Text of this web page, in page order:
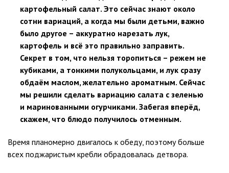
картофельный салат. Это сейчас знают около
сотни вариаций, а когда мы были детьми, важно
было другое – аккуратно нарезать лук,
картофель и всё это правильно заправить.
Секрет в том, что нельзя торопиться – режем не
кубиками, а тонкими полукольцами, и лук сразу
обдаём маслом, желательно ароматным. Сейчас
мы решили сделать вариацию салата с зеленью
и маринованными огурчиками. Забегая вперёд,
скажем, что блюдо получилось отменным.
Время планомерно двигалось к обеду, поэтому больше
всех поджаристым кребли обрадовалась детвора.